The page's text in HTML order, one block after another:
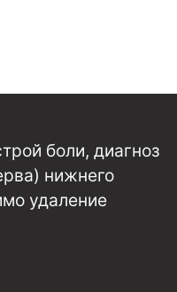
боли, диагноз
нижнего
удаление